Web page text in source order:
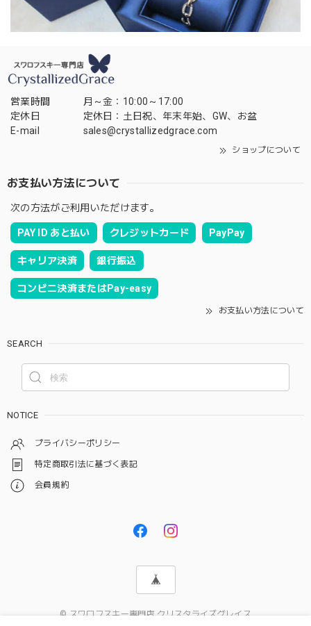
営業時間
月～金：10:00～17:00
定休日
定休日：土日祝、年末年始、GW、お盆
E-mail
sales@crystallizedgrace.com
ショップについて
お支払い方法について
次の方法がご利用いただけます。
PAY ID あと払い クレジットカード PayPay
キャリア決済 銀行振込
コンビニ決済またはPay-easy
お支払い方法について
SEARCH
NOTICE
プライバシーポリシー
特定商取引法に基づく表記
会員規約
© スワロフスキー専門店 クリスタライズグレイス